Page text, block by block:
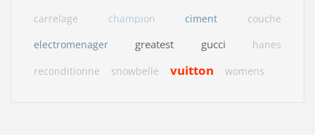
carrelage champion ciment
couche
electromenager
greatest gucci
hanes
reconditionne
snowbelle vuitton womens